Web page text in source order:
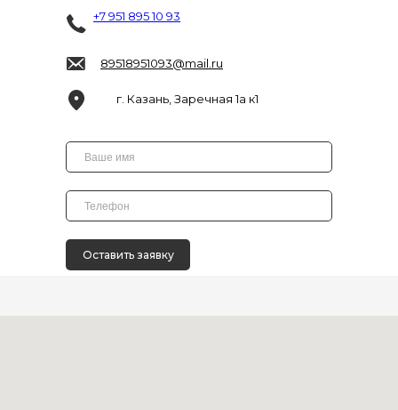
Оставить заявку
+7 951 895 10 93
г. Казань, Заречная 1а к1
89518951093@mail.ru